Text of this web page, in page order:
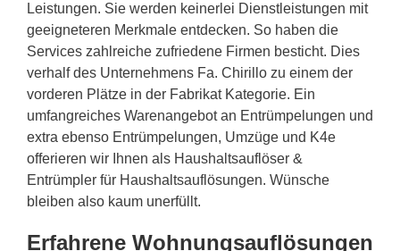
Leistungen. Sie werden keinerlei Dienstleistungen mit
geeigneteren Merkmale entdecken. So haben die
Services zahlreiche zufriedene Firmen besticht. Dies
verhalf des Unternehmens Fa. Chirillo zu einem der
vorderen Plätze in der Fabrikat Kategorie. Ein
umfangreiches Warenangebot an Entrümpelungen und
extra ebenso Entrümpelungen, Umzüge und K4e
offerieren wir Ihnen als Haushaltsauflöser &
Entrümpler für Haushaltsauflösungen. Wünsche
bleiben also kaum unerfüllt.
Erfahrene Wohnungsauflösungen